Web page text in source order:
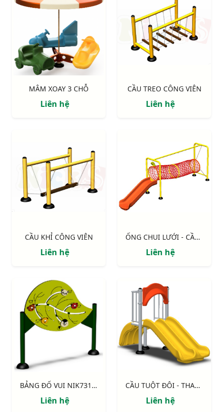
MÂM XOAY 3 CHỖ
Liên hệ
CẦU TREO CÔNG VIÊN
Liên hệ
CẦU KHỈ CÔNG VIÊN
Liên hệ
ỐNG CHUI LƯỚI - CẦU TRƯỢT NIK7001
Liên hệ
BẢNG ĐỐ VUI NIK731004-2
Liên hệ
CẦU TUỘT ĐÔI - THANG NHỰA NIK5231A
Liên hệ